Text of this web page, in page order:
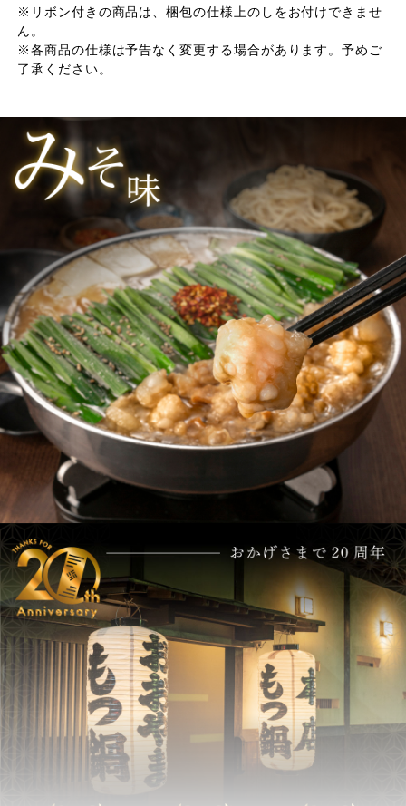
※リボン付きの商品は、梱包の仕様上のしをお付けできませ
ん。
※各商品の仕様は予告なく変更する場合があります。予めご
了承ください。